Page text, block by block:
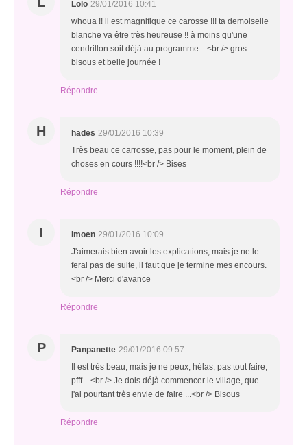
Lolo 29/01/2016 10:41
whoua !! il est magnifique ce carosse !!! ta demoiselle
blanche va être très heureuse !! à moins qu'une
cendrillon soit déjà au programme ...<br /> gros
bisous et belle journée !
Répondre
H hades 29/01/2016 10:39
Très beau ce carrosse, pas pour le moment, plein de
choses en cours !!!!<br /> Bises
Répondre
I Imoen 29/01/2016 10:09
J'aimerais bien avoir les explications, mais je ne le
ferai pas de suite, il faut que je termine mes encours.
<br /> Merci d'avance
Répondre
P Panpanette 29/01/2016 09:57
Il est très beau, mais je ne peux, hélas, pas tout faire,
pfff ...<br /> Je dois déjà commencer le village, que
j'ai pourtant très envie de faire ...<br /> Bisous
Répondre